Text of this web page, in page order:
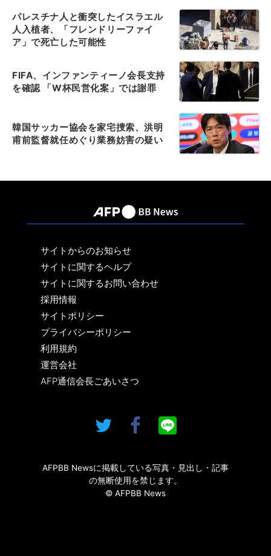
パレスチナ人と衝突したイスラエル
人入植者、「フレンドリーファイ
ア」で死亡した可能性
FIFA、インファンティーノ会長支持
を確認 「W杯民営化案」では謝罪
韓国サッカー協会を家宅捜索、洪明
甫前監督就任めぐり業務妨害の疑い
サイトからのお知らせ
サイトに関するヘルプ
サイトに関するお問い合わせ
採用情報
サイトポリシー
プライバシーポリシー
利用規約
運営会社
AFP通信会長ごあいさつ
AFPBB Newsに掲載している写真・見出し・記事
の無断使用を禁じます。
© AFPBB News